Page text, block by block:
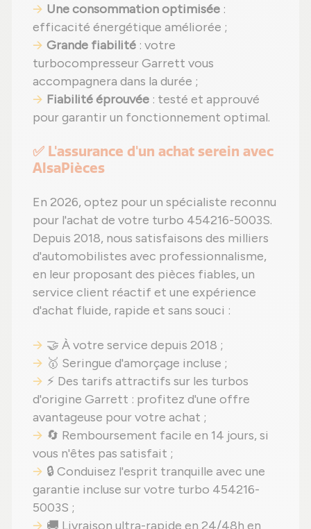
Une consommation optimisée :
efficacité énergétique améliorée ;
Grande fiabilité : votre
turbocompresseur Garrett vous
accompagnera dans la durée ;
Fiabilité éprouvée : testé et approuvé
pour garantir un fonctionnement optimal.
✅ L'assurance d'un achat serein avec
AlsaPièces
En 2026, optez pour un spécialiste reconnu
pour l'achat de votre turbo 454216-5003S.
Depuis 2018, nous satisfaisons des milliers
d'automobilistes avec professionnalisme,
en leur proposant des pièces fiables, un
service client réactif et une expérience
d'achat fluide, rapide et sans souci :
🤝 À votre service depuis 2018 ;
🥇 Seringue d'amorçage incluse ;
⚡ Des tarifs attractifs sur les turbos
d'origine Garrett : profitez d'une offre
avantageuse pour votre achat ;
🔄 Remboursement facile en 14 jours, si
vous n'êtes pas satisfait ;
🔒 Conduisez l'esprit tranquille avec une
garantie incluse sur votre turbo 454216-
5003S ;
🚚 Livraison ultra-rapide en 24/48h en